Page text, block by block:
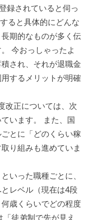
録されていると伺っ
ると具体的にどんな
期的なものが多く伝
今おっしゃったよ
され、それが退職金
するメリットが明確
改正については、次
います。 また、国
とに「どのくらい稼
り組みも進めていま
いった職種ごとに、
レベル（現在は4段
歳くらいでどの程度
徒弟制で先が見え